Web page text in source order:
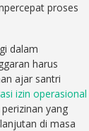
proses
dalam
harus
ajar santri
izin operasional
yang
di masa